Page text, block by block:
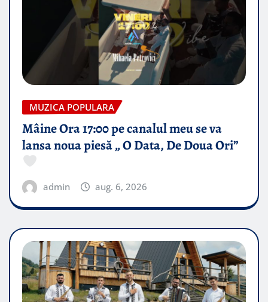
MUZICA POPULARA
Mâine Ora 17:00 pe canalul meu se va
lansa noua piesă „ O Data, De Doua Ori”
admin aug. 6, 2026